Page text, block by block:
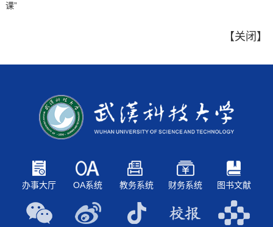
课”
【关闭 】
办事大厅 OA系统 教务系统 财务系统 图书文献